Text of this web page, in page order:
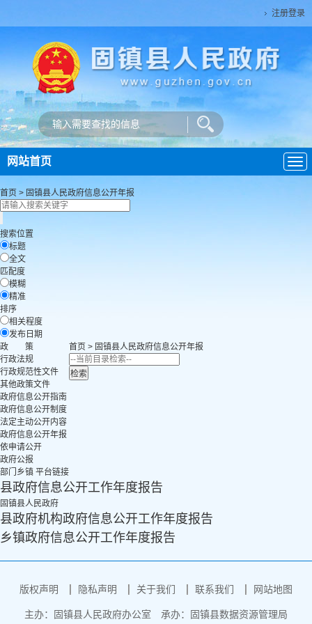
注册登录
导
航
网站首页
首页 > 固镇县人民政府信息公开年报
搜索位置
标题
全文
匹配度
模糊
精准
排序
相关程度
发布日期
政 策
行政法规
行政规范性文件
其他政策文件
政府信息公开指南
政府信息公开制度
法定主动公开内容
政府信息公开年报
依申请公开
政府公报
部门乡镇 平台链接
首页 > 固镇县人民政府信息公开年报
县政府信息公开工作年度报告
固镇县人民政府
县政府机构政府信息公开工作年度报告
乡镇政府信息公开工作年度报告
版权声明 隐私声明 关于我们 联系我们 网站地图
主办：固镇县人民政府办公室
承办：固镇县数据资源管理局